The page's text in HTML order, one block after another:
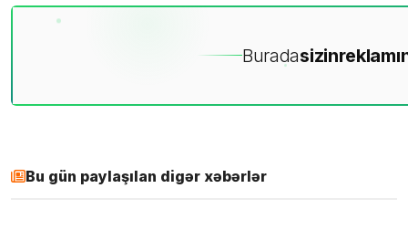
Buradasizin
Bu gün paylaşılan digər xəbərlər